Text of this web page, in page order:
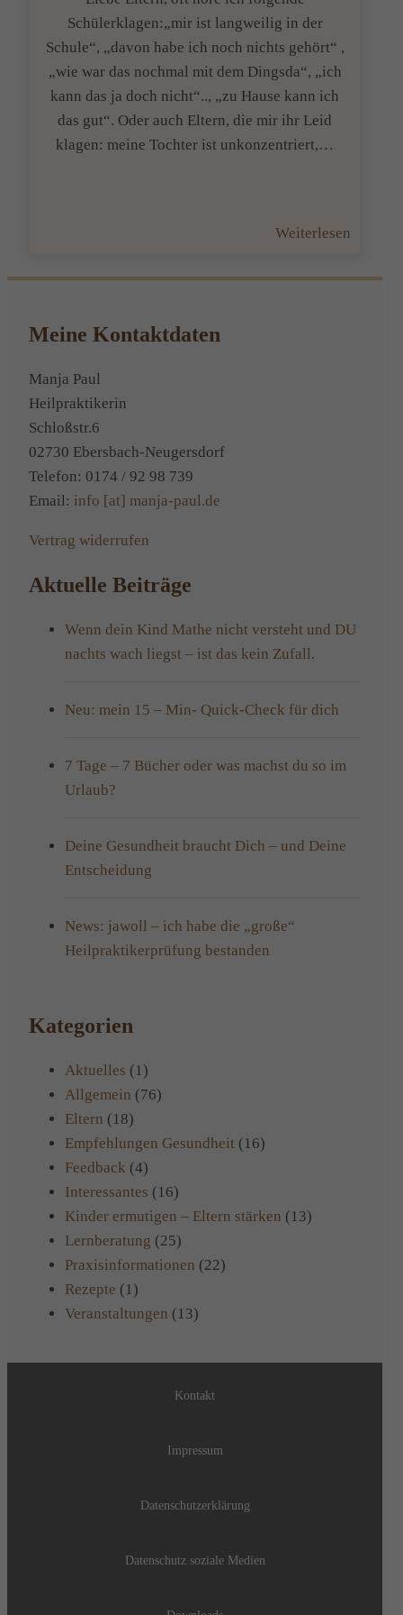
Schülerklagen:„mir ist langweilig in der
Schule“, „davon habe ich noch nichts gehört“ ,
„wie war das nochmal mit dem Dingsda“, „ich
kann das ja doch nicht“.., „zu Hause kann ich
das gut“. Oder auch Eltern, die mir ihr Leid
klagen: meine Tochter ist unkonzentriert,…
Weiterlesen
fürs
Meine Kontaktdaten
Manja Paul
Heilpraktikerin
Schloßstr.6
02730 Ebersbach-Neugersdorf
Telefon: 0174 / 92 98 739
Email: info [at] manja-paul.de
Vertrag widerrufen
Aktuelle Beiträge
Wenn dein Kind Mathe nicht versteht und DU
nachts wach liegst – ist das kein Zufall.
Neu: mein 15 – Min- Quick-Check für dich
7 Tage – 7 Bücher oder was machst du so im
Urlaub?
Deine Gesundheit braucht Dich – und Deine
Entscheidung
News: jawoll – ich habe die „große“
Heilpraktikerprüfung bestanden
Kategorien
Aktuelles (1)
Allgemein (76)
Eltern (18)
Empfehlungen Gesundheit (16)
Feedback (4)
Interessantes (16)
Kinder ermutigen – Eltern stärken (13)
Lernberatung (25)
Praxisinformationen (22)
Rezepte (1)
Veranstaltungen (13)
Kontakt
Impressum
Datenschutzerklärung
Datenschutz soziale Medien